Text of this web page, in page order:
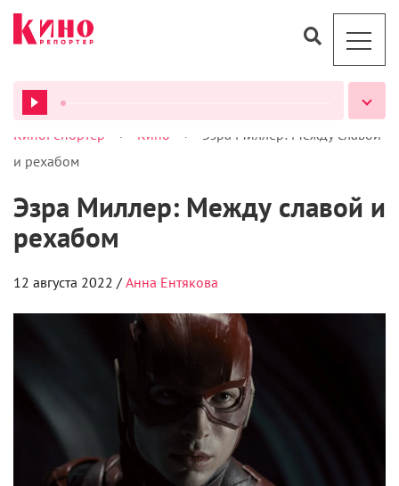
ВСЕ ПОДКАСТЫ
КиноРепортер > Кино >
Эзра Миллер: Между славой
и рехабом
Эзра Миллер: Между славой и
рехабом
12 августа 2022 / Анна Ентякова